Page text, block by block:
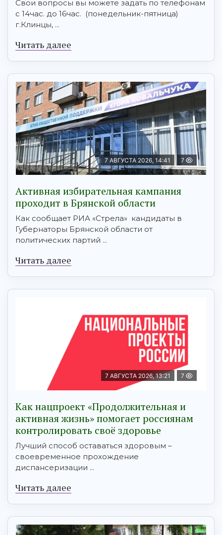
Свои вопросы вы можете задать по телефонам
с 14час. до 16час. (понедельник-пятница)
г.Клинцы, ...
Читать далее
7 АВГУСТА 2026, 14:41 7
Активная избирательная кампания
проходит в Брянской области
Как сообщает РИА «Стрела» кандидаты в
Губернаторы Брянской области от
политических партий ...
Читать далее
7 АВГУСТА 2026, 13:21 7
Как нацпроект «Продолжительная и
активная жизнь» помогает россиянам
контролировать своё здоровье
Лучший способ оставаться здоровым –
своевременное прохождение
диспансеризации ...
Читать далее